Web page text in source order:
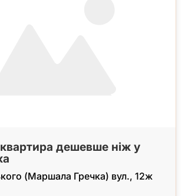
дешевше ніж у
(Маршала Гречка) вул., 12ж